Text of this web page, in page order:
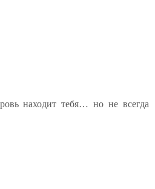
находит тебя… но не всегда